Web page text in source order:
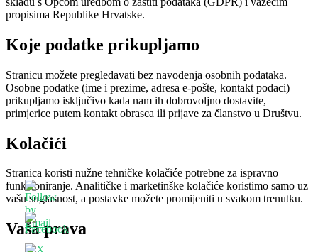
propisima Republike Hrvatske.
Koje podatke prikupljamo
Stranicu možete pregledavati bez navođenja osobnih podataka.
Osobne podatke (ime i prezime, adresa e-pošte, kontakt podaci)
prikupljamo isključivo kada nam ih dobrovoljno dostavite,
primjerice putem kontakt obrasca ili prijave za članstvo u Društvu.
Kolačići
Stranica koristi nužne tehničke kolačiće potrebne za ispravno
funkcioniranje. Analitičke i marketinške kolačiće koristimo samo uz
vašu suglasnost, a postavke možete promijeniti u svakom trenutku.
Vaša prava